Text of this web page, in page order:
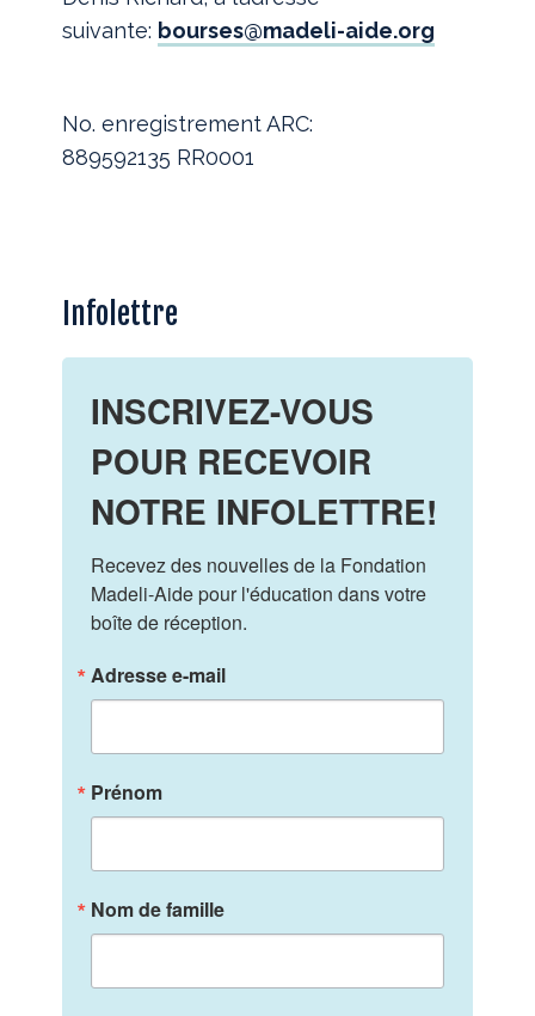
suivante: bourses@madeli-aide.org
No. enregistrement ARC:
889592135 RR0001
Infolettre
INSCRIVEZ-VOUS
POUR RECEVOIR
NOTRE INFOLETTRE!
Recevez des nouvelles de la Fondation
Madeli-Aide pour l'éducation dans votre
boîte de réception.
Adresse e-mail
Prénom
Nom de famille